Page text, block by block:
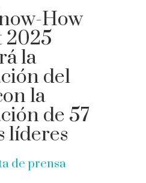
How
2025
la
del
la
de 57
líderes
de prensa